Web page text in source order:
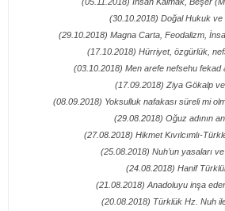
(30.10.2018) Doğal Hukuk ve
(29.10.2018) Magna Carta, Feodalizm,
(17.10.2018) Hürriyet, özgürlük,
(03.10.2018) Men arefe nefsehu fekad
(17.09.2018) Ziya Gökalp
(08.09.2018) Yoksulluk nafakası süreli mi
(29.08.2018) Oğuz adının
(27.08.2018) Hikmet Kıvılcımlı-
(25.08.2018) Nuh’un yasaları
(24.08.2018) Hanif
(21.08.2018) Anadoluyu inşa
(20.08.2018) Türklük Hz. Nuh